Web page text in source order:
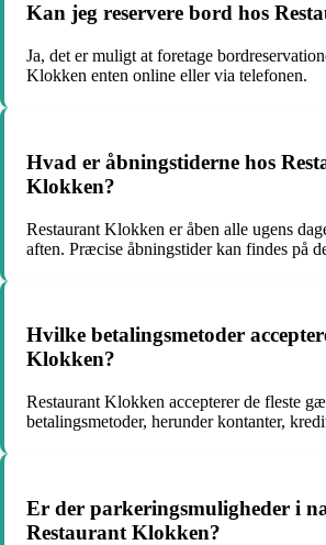
Kan jeg reservere bord hos
Ja, det er muligt at foretage
Klokken enten online eller via telefonen.
Hvad er åbningstiderne hos
Klokken?
Restaurant Klokken er åben alle ugens
aften. Præcise åbningstider kan findes på
Hvilke betalingsmetoder
Klokken?
Restaurant Klokken accepterer de fleste
betalingsmetoder, herunder kontanter,
Er der parkeringsmuligheder i
Restaurant Klokken?